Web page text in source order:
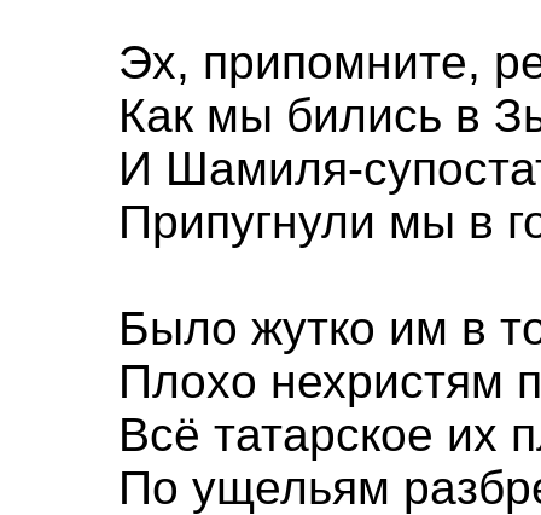
Эх, припомните,
Как мы бились в
И Шамиля-
Припугнули мы в
Было жутко им в
Плохо нехристям
Всё татарское их
По ущельям